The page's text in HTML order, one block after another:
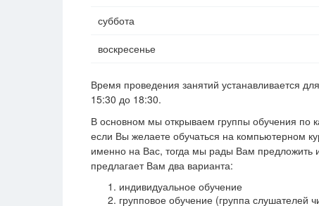
суббота
воскресенье
Время проведения занятий устанавливается
15:30 до 18:30.
В основном мы открываем группы обучения по
если Вы желаете обучаться на компьютерном
именно на Вас, тогда мы рады Вам предложить
предлагает Вам два варианта:
индивидуальное обучение
групповое обучение (группа слушателей